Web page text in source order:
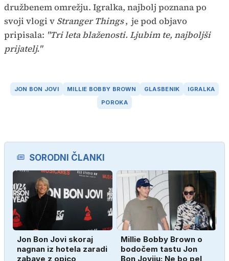
družbenem omrežju. Igralka, najbolj poznana po
svoji vlogi v Stranger Things, je pod objavo
pripisala: "Tri leta blaženosti. Ljubim te, najboljši
prijatelj."
JON BON JOVI MILLIE BOBBY BROWN GLASBENIK
IGRALKA
POROKA
SORODNI ČLANKI
Jon Bon Jovi skoraj
nagnan iz hotela zaradi
zabave z opico
Millie Bobby Brown o
bodočem tastu Jon
Bon Joviju: Ne bo pel